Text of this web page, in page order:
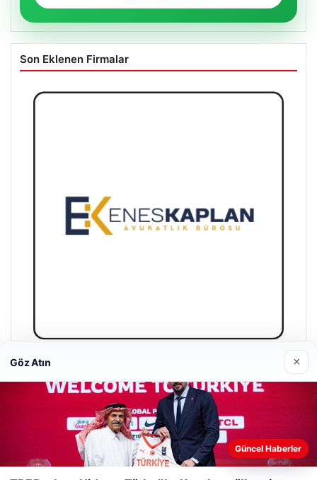
Son Eklenen Firmalar
Enes Kaplan Avukatlık Bürosu
28/04/2026
Web sitemizi nasıl kullandığınızı daha iyi anlayabilmek,
Göz Atın ×
Güncel Haberler